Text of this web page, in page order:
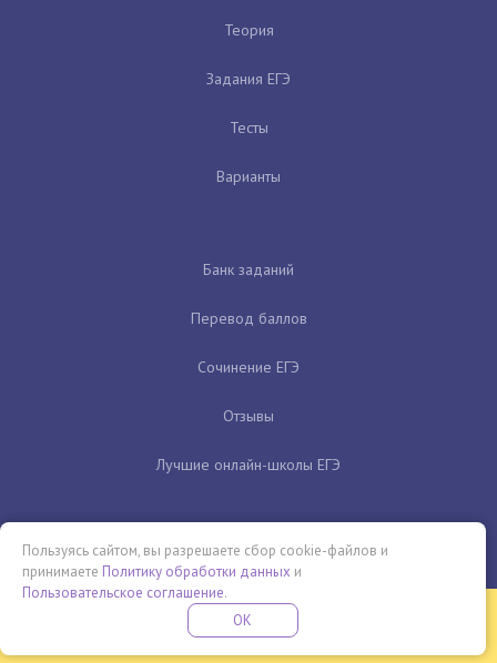
Теория
Задания ЕГЭ
Тесты
Варианты
Банк заданий
Перевод баллов
Сочинение ЕГЭ
Отзывы
Лучшие онлайн-школы ЕГЭ
Бесплатная летняя школа
ПРОВЕДИ ЭТО ЛЕТО С ПОЛЬЗОЙ
Пользуясь сайтом, вы разрешаете сбор cookie-файлов и
принимаете Политику обработки данных и
Пользовательское соглашение.
OK